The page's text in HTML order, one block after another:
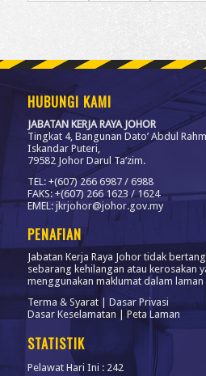
HUBUNGI KAMI
JABATAN KERJA RAYA JOHOR
Tingkat 4, Bangunan Dato’ Abdul
Iskandar Puteri,
79582 Johor Darul Ta’zim.
TEL: +(607) 266 6987 / 6988
FAKS: +(607) 266 1623 / 1624
EMEL: jkrjohor@johor.gov.my
PENAFIAN
Jabatan Kerja Raya Johor tidak
sebarang kehilangan atau kerosakan
menggunakan maklumat dalam laman
Terma & Syarat| Dasar Privasi
Dasar Keselamatan
Peta Laman
STATISTIK
Pelawat Hari Ini : 242